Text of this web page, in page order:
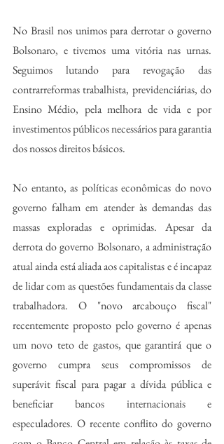
No Brasil nos unimos para derrotar o governo
Bolsonaro, e tivemos uma vitória nas urnas.
Seguimos lutando para revogação das
contrarreformas trabalhista, previdenciárias, do
Ensino Médio, pela melhora de vida e por
investimentos públicos necessários para garantia
dos nossos direitos básicos.
No entanto, as políticas econômicas do novo
governo falham em atender às demandas das
massas exploradas e oprimidas. Apesar da
derrota do governo Bolsonaro, a administração
atual ainda está aliada aos capitalistas e é incapaz
de lidar com as questões fundamentais da classe
trabalhadora. O "novo arcabouço fiscal"
recentemente proposto pelo governo é apenas
um novo teto de gastos, que garantirá que o
governo cumpra seus compromissos de
superávit fiscal para pagar a dívida pública e
beneficiar bancos internacionais e
especuladores. O recente conflito do governo